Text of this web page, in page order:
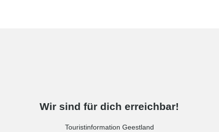
Wir sind für dich erreichbar!
Touristinformation Geestland